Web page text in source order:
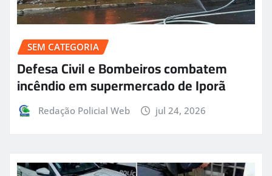
SEM CATEGORIA
Defesa Civil e Bombeiros combatem
incêndio em supermercado de Iporã
Redação Policial Web jul 24, 2026